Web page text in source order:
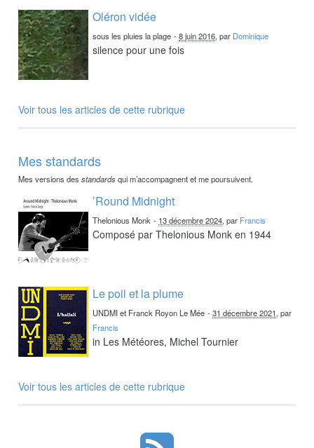
Oléron vidée
sous les pluies la plage -8 juin 2016, par Dominique
silence pour une fois
Voir tous les articles de cette rubrique
Mes standards
Mes versions desstandardsqui m’accompagnent et me poursuivent.
’Round Midnight
Thelonious Monk - 13 décembre 2024, par Francis
Composé par Thelonious Monk en 1944
Le poil et la plume
UNDMI et Franck Royon Le Mée -31 décembre 2021, par
Francis
in Les Météores, Michel Tournier
Voir tous les articles de cette rubrique